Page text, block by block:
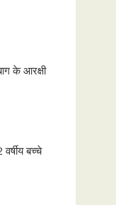
के आरक्षी
बच्चे